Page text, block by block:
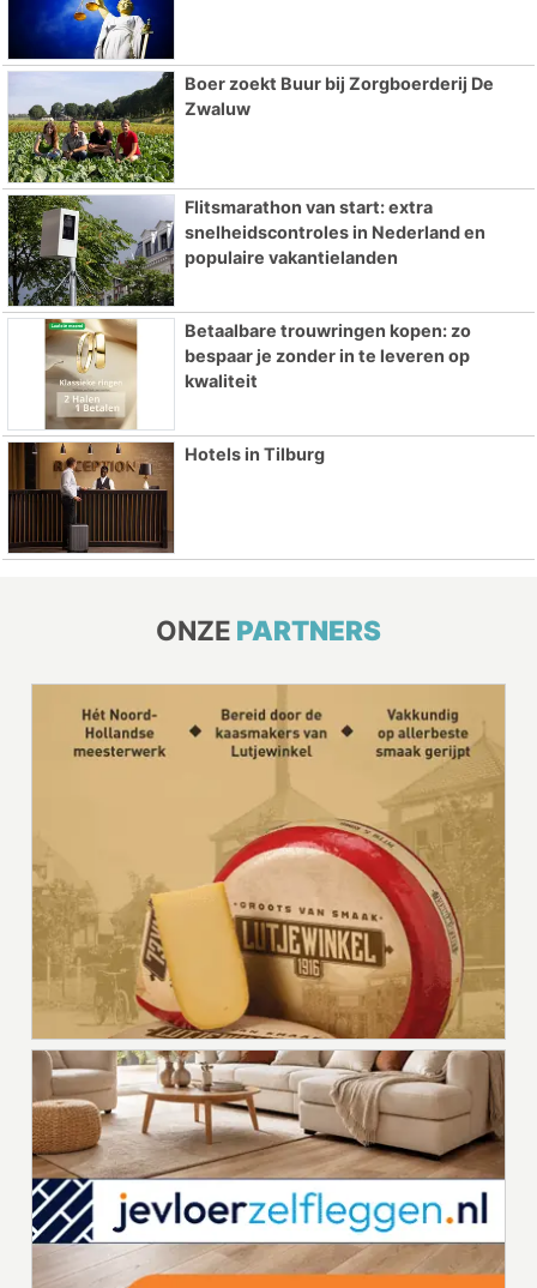
Boer zoekt Buur bij Zorgboerderij De
Zwaluw
Flitsmarathon van start: extra
snelheidscontroles in Nederland en
populaire vakantielanden
Betaalbare trouwringen kopen: zo
bespaar je zonder in te leveren op
kwaliteit
Hotels in Tilburg
ONZE PARTNERS